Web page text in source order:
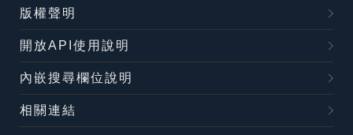
版權聲明
開放API使用說明
內嵌搜尋欄位說明
相關連結